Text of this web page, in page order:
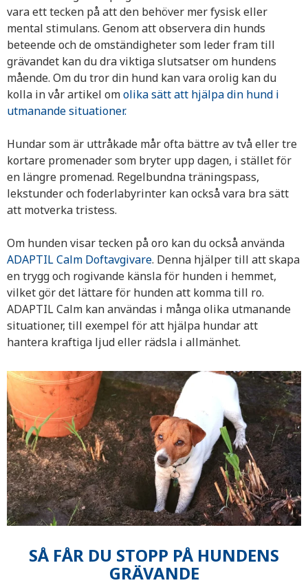
vara ett tecken på att den behöver mer fysisk eller
mental stimulans. Genom att observera din hunds
beteende och de omständigheter som leder fram till
grävandet kan du dra viktiga slutsatser om hundens
mående. Om du tror din hund kan vara orolig kan du
kolla in vår artikel omolika sätt att hjälpa din hund i
utmanande situationer.
Hundar som är uttråkade mår ofta bättre av två eller tre
kortare promenader som bryter upp dagen, i stället för
en längre promenad. Regelbundna träningspass,
lekstunder och foderlabyrinter kan också vara bra sätt
att motverka tristess.
Om hunden visar tecken på oro kan du också använda
ADAPTIL Calm Doftavgivare. Denna hjälper till att skapa
en trygg och rogivande känsla för hunden i hemmet,
vilket gör det lättare för hunden att komma till ro.
ADAPTIL Calm kan användas i många olika utmanande
situationer, till exempel för att hjälpa hundar att
hantera kraftiga ljud eller rädsla i allmänhet.
SÅ FÅR DU STOPP PÅ HUNDENS
GRÄVANDE